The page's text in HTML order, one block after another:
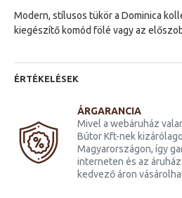
Modern, stílusos tükör a Dominica
kiegészítő komód fölé vagy az
ÉRTÉKELÉSEK
ÁRGARANCIA
Mivel a webáruház
Bútor Kft-nek
Magyarországon, így
interneten és az
kedvező áron